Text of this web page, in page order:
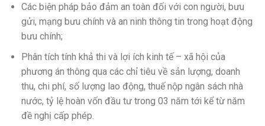
Các biện pháp bảo đảm an toàn đối với con người, bưu
gửi, mạng bưu chính và an ninh thông tin trong hoạt động
bưu chính;
Phân tích tính khả thi và lợi ích kinh tế – xã hội của
phương án thông qua các chỉ tiêu về sản lượng, doanh
thu, chi phí, số lượng lao động, thuế nộp ngân sách nhà
nước, tỷ lệ hoàn vốn đầu tư trong 03 năm tới kể từ năm
đề nghị cấp phép.